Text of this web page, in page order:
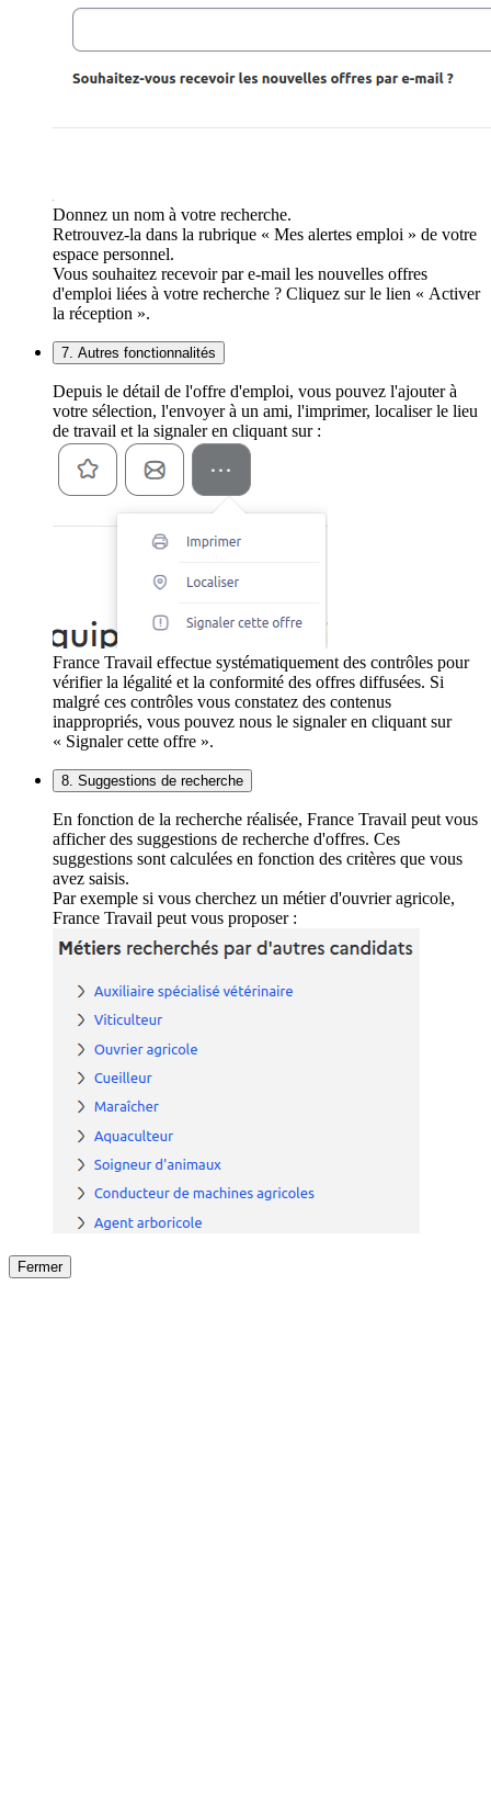
Donnez un nom à votre recherche.
Retrouvez-la dans la rubrique « Mes alertes emploi » de votre
espace personnel.
Vous souhaitez recevoir par e-mail les nouvelles offres
d'emploi liées à votre recherche ? Cliquez sur le lien « Activer
la réception ».
7. Autres fonctionnalités
Depuis le détail de l'offre d'emploi, vous pouvez l'ajouter à
votre sélection, l'envoyer à un ami, l'imprimer, localiser le lieu
de travail et la signaler en cliquant sur :
France Travail effectue systématiquement des contrôles pour
vérifier la légalité et la conformité des offres diffusées. Si
malgré ces contrôles vous constatez des contenus
inappropriés, vous pouvez nous le signaler en cliquant sur
« Signaler cette offre ».
8. Suggestions de recherche
En fonction de la recherche réalisée, France Travail peut vous
afficher des suggestions de recherche d'offres. Ces
suggestions sont calculées en fonction des critères que vous
avez saisis.
Par exemple si vous cherchez un métier d'ouvrier agricole,
France Travail peut vous proposer :
Fermer